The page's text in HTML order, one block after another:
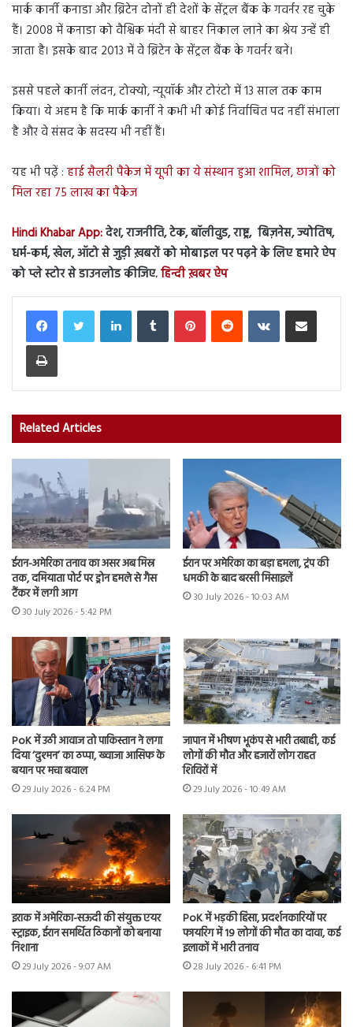
मार्क कार्नी कनाडा और ब्रिटेन दोनों ही देशों के सेंट्रल बैंक के गवर्नर रह चुके
हैं। 2008 में कनाडा को वैश्विक मंदी से बाहर निकाल लाने का श्रेय उन्हें ही
जाता है। इसके बाद 2013 में वे ब्रिटेन के सेंट्रल बैंक के गवर्नर बने।
इससे पहले कार्नी लंदन, टोक्यो, न्यूयॉर्क और टोरंटो में 13 साल तक काम
किया। ये अहम है कि मार्क कार्नी ने कभी भी कोई निर्वाचित पद नहीं संभाला
है और वे संसद के सदस्य भी नहीं हैं।
यह भी पढ़ें : हाई सैलरी पैकेज में यूपी का ये संस्थान हुआ शामिल, छात्रों को
मिल रहा 75 लाख का पैकेज
Hindi Khabar App:देश, राजनीति, टेक, बॉलीवुड, राष्ट्र, बिज़नेस, ज्योतिष,
धर्म-कर्म, खेल, ऑटो से जुड़ी ख़बरों को मोबाइल पर पढ़ने के लिए हमारे ऐप
को प्ले स्टोर से डाउनलोड कीजिए.हिन्दी ख़बर ऐप
LinkedInTumblr PinterestReddit VKontakteShare via Email
Print
Related Articles
ईरान-अमेरिका तनाव का असर अब मिस्र
तक, दमियाता पोर्ट पर ड्रोन हमले से गैस
टैंकर में लगी आग
30 July 2026 - 5:42 PM
ईरान पर अमेरिका का बड़ा हमला, ट्रंप की
धमकी के बाद बरसी मिसाइलें
30 July 2026 - 10:03 AM
PoK में उठी आवाज तो पाकिस्तान ने लगा
दिया ‘दुश्मन’ का ठप्पा, ख्वाजा आसिफ के
बयान पर मचा बवाल
29 July 2026 - 6:24 PM
जापान में भीषण भूकंप से भारी तबाही, कई
लोगों की मौत और हजारों लोग राहत
शिविरों में
29 July 2026 - 10:49 AM
इराक में अमेरिका-सऊदी की संयुक्त एयर
स्ट्राइक, ईरान समर्थित ठिकानों को बनाया
निशाना
29 July 2026 - 9:07 AM
PoK में भड़की हिंसा, प्रदर्शनकारियों पर
फायरिंग में 19 लोगों की मौत का दावा, कई
इलाकों में भारी तनाव
28 July 2026 - 6:41 PM